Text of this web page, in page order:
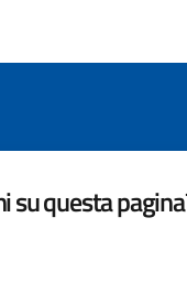
su questa